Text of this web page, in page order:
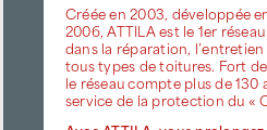
Créée en 2003, développée
2006, ATTILA est le 1er
dans la réparation,
tous types de toitures. Fort
le réseau compte plus de 130
service de la protection du «